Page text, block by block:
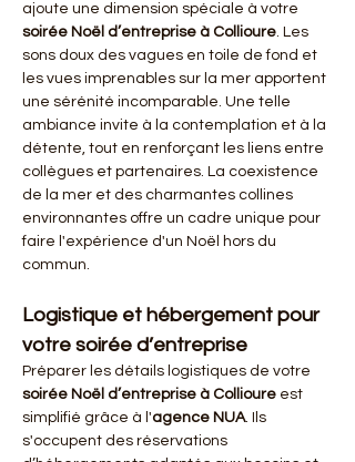
ajoute une dimension spéciale à votre
soirée Noël d’entreprise à Collioure. Les
sons doux des vagues en toile de fond et
les vues imprenables sur la mer apportent
une sérénité incomparable. Une telle
ambiance invite à la contemplation et à la
détente, tout en renforçant les liens entre
collègues et partenaires. La coexistence
de la mer et des charmantes collines
environnantes offre un cadre unique pour
faire l'expérience d'un Noël hors du
commun.
Logistique et hébergement pour
votre soirée d’entreprise
Préparer les détails logistiques de votre
soirée Noël d’entreprise à Collioure est
simplifié grâce à l'agence NUA. Ils
s'occupent des réservations